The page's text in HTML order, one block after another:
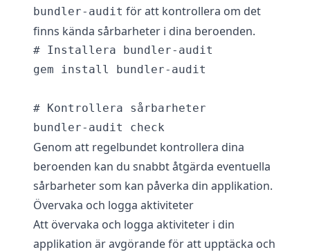
bundler-audit för att kontrollera om det
finns kända sårbarheter i dina beroenden.
# Installera bundler-audit
gem install bundler-audit
# Kontrollera sårbarheter
Genom att regelbundet kontrollera dina
beroenden kan du snabbt åtgärda eventuella
sårbarheter som kan påverka din applikation.
Övervaka och logga aktiviteter
Att övervaka och logga aktiviteter i din
applikation är avgörande för att upptäcka och